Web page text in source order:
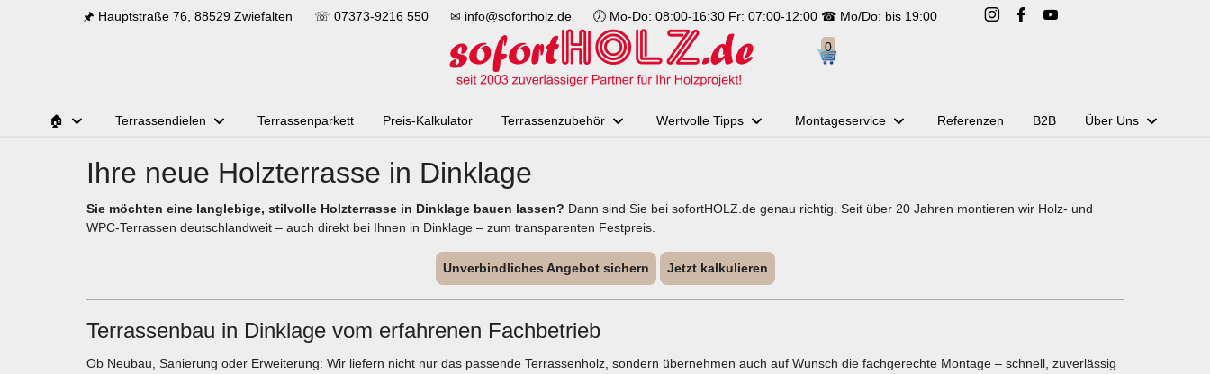
🖈 Hauptstraße 76, 88529 Zwiefalten ☏07373-9216 550 ✉ info@sofortholz.de 🕖 Mo-Do: 08:00-16:30 Fr: 07:00-12:00 ☎ Mo/Do: bis 19:00
🏠 Terrassendielen Terrassenparkett Preis-Kalkulator Terrassenzubehör Wertvolle Tipps Montageservice Referenzen B2B Über Uns
Ihre neue Holzterrasse in Dinklage
Sie möchten eine langlebige, stilvolle Holzterrasse in Dinklage bauen lassen? Dann sind Sie bei sofortHOLZ.de genau richtig. Seit über 20 Jahren montieren wir Holz- und
WPC-Terrassen deutschlandweit – auch direkt bei Ihnen in Dinklage – zum transparenten Festpreis.
Unverbindliches Angebot sichern Jetzt kalkulieren
Terrassenbau in Dinklage vom erfahrenen Fachbetrieb
Ob Neubau, Sanierung oder Erweiterung: Wir liefern nicht nur das passende Terrassenholz, sondern übernehmen auch auf Wunsch die fachgerechte Montage – schnell, zuverlässig